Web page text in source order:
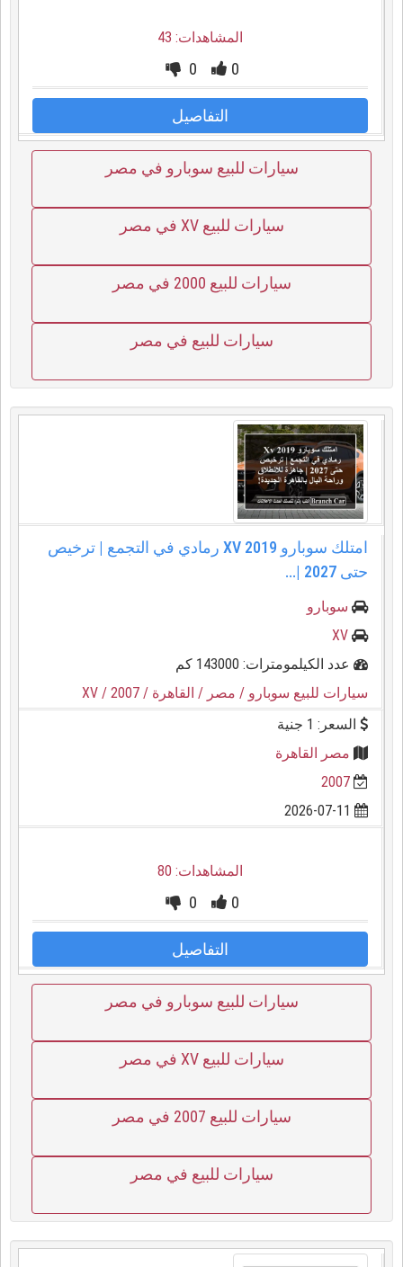
المشاهدات: 43
0
0
التفاصيل
سيارات للبيع سوبارو في مصر
سيارات للبيع XV في مصر
سيارات للبيع 2000 في مصر
سيارات للبيع في مصر
امتلك سوبارو XV 2019 رمادي في التجمع | ترخيص
حتى 2027 |...
سوبارو
XV
عدد الكيلمومترات: 143000 كم
سيارات للبيع سوبارو / مصر / القاهرة / 2007
/ XV
السعر: 1 جنية
مصر القاهرة
2007
المشاهدات: 80
0
0
التفاصيل
سيارات للبيع سوبارو في مصر
سيارات للبيع XV في مصر
سيارات للبيع 2007 في مصر
سيارات للبيع في مصر